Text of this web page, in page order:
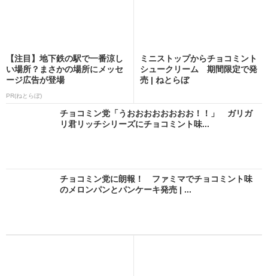
【注目】地下鉄の駅で一番涼し
い場所？まさかの場所にメッセ
ージ広告が登場
PR(ねとらぼ)
ミニストップからチョコミント
シュークリーム 期間限定で発
売 | ねとらぼ
チョコミン党「うおおおおおおおお！！」 ガリガ
リ君リッチシリーズにチョコミント味...
チョコミン党に朗報！ ファミマでチョコミント味
のメロンパンとパンケーキ発売 | ...